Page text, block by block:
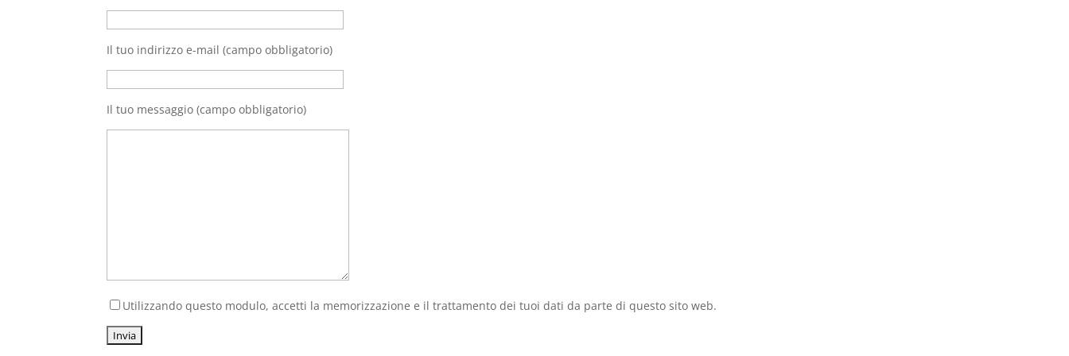
Il tuo indirizzo e-mail (campo obbligatorio)
Il tuo messaggio (campo obbligatorio)
Utilizzando questo modulo, accetti la memorizzazione e il trattamento dei tuoi dati da parte di questo sito web.